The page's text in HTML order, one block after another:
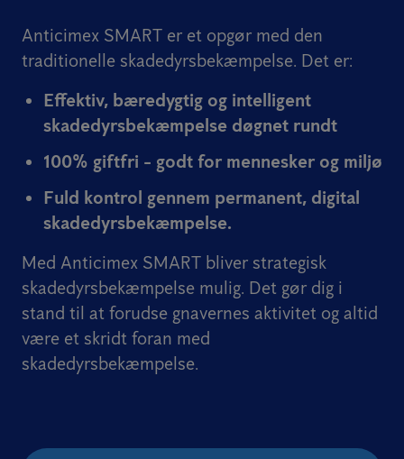
Anticimex SMART er et opgør med den
traditionelle skadedyrsbekæmpelse. Det er:
Effektiv, bæredygtig og intelligent
skadedyrsbekæmpelse døgnet rundt
100% giftfri - godt for mennesker og miljø
Fuld kontrol gennem permanent, digital
skadedyrsbekæmpelse.
Med Anticimex SMART bliver strategisk
skadedyrsbekæmpelse mulig. Det gør dig i
stand til at forudse gnavernes aktivitet og altid
være et skridt foran med
skadedyrsbekæmpelse.